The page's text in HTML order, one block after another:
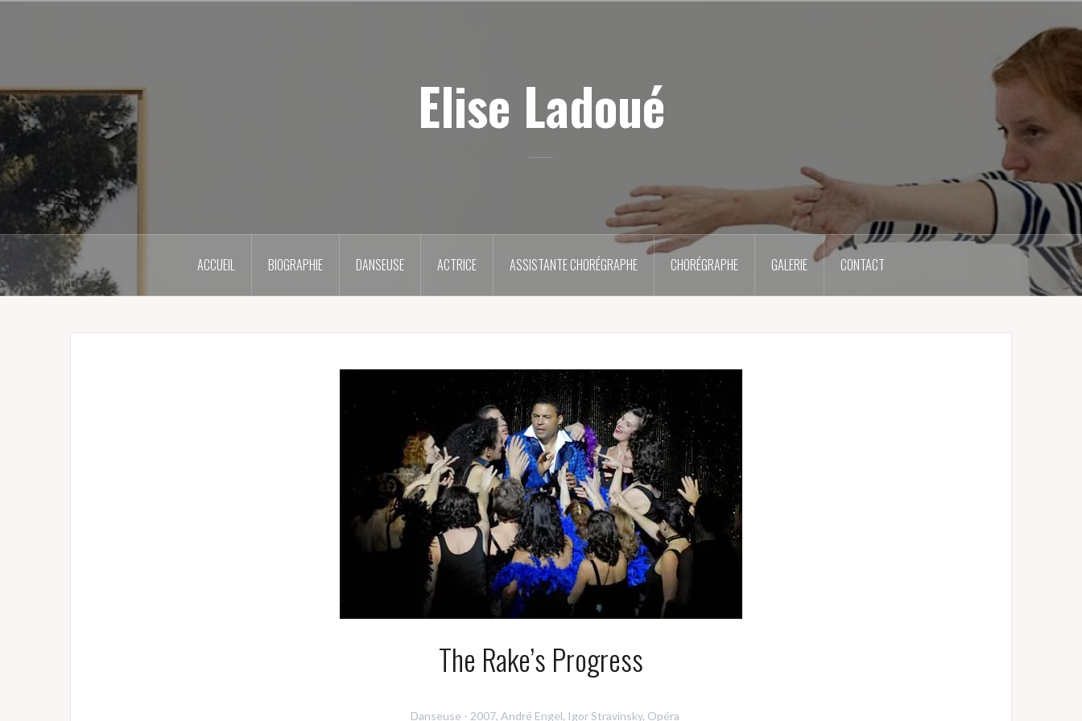
Elise Ladoué
ACCUEIL BIOGRAPHIE DANSEUSE ACTRICE ASSISTANTE CHORÉGRAPHE CHORÉGRAPHE GALERIE CONTACT
The Rake’s Progress
Danseuse - 2007, André Engel, Igor Stravinsky, Opéra